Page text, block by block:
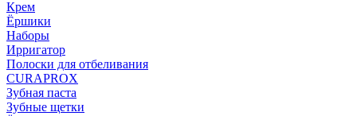
Крем
Ёршики
Наборы
Ирригатор
Полоски для отбеливания
CURAPROX
Зубная паста
Зубные щетки